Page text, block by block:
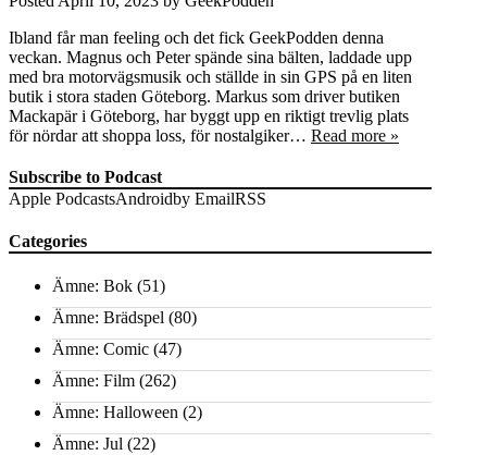
Ibland får man feeling och det fick GeekPodden denna
veckan. Magnus och Peter spände sina bälten, laddade upp
med bra motorvägsmusik och ställde in sin GPS på en liten
butik i stora staden Göteborg. Markus som driver butiken
Mackapär i Göteborg, har byggt upp en riktigt trevlig plats
för nördar att shoppa loss, för nostalgiker… Read more »
Subscribe to Podcast
Apple PodcastsAndroidby EmailRSS
Categories
Ämne: Bok (51)
Ämne: Brädspel (80)
Ämne: Comic (47)
Ämne: Film (262)
Ämne: Halloween (2)
Ämne: Jul (22)